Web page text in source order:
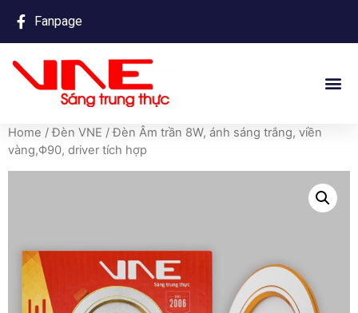
Fanpage
Home /Đèn VNE / Đèn Âm trần 8W, ánh sáng trắng, viền
vàng,Φ90, driver tích hợp